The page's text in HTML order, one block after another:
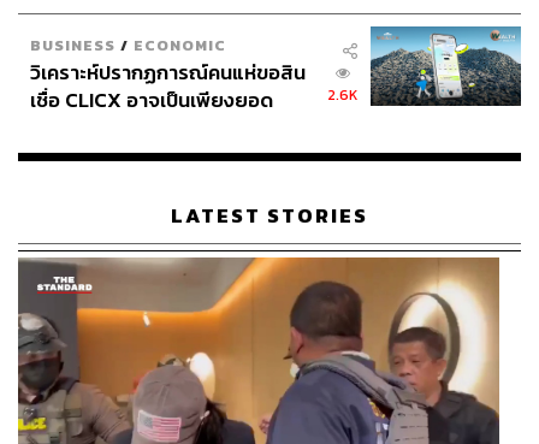
หลังจากได้เหงื่อกันไปบ้างแล้ว ก็ถึงเวลาของ 8 สเตชันที่เรา
ทั้งหมด แต่เป็นการผสมผสานท่า Strength Training พื้นฐานที่
จำเป็นในการเพิ่มความอึดและการใช้พละกำลัง
BUSINESS / ECONOMIC
วิเคราะห์ปรากฏการณ์คนแห่ขอสิน
เชื่อ CLICX อาจเป็นเพียงยอด
เรือนไทยที่ถูกซุกไว้
2.6K
LATEST STORIES